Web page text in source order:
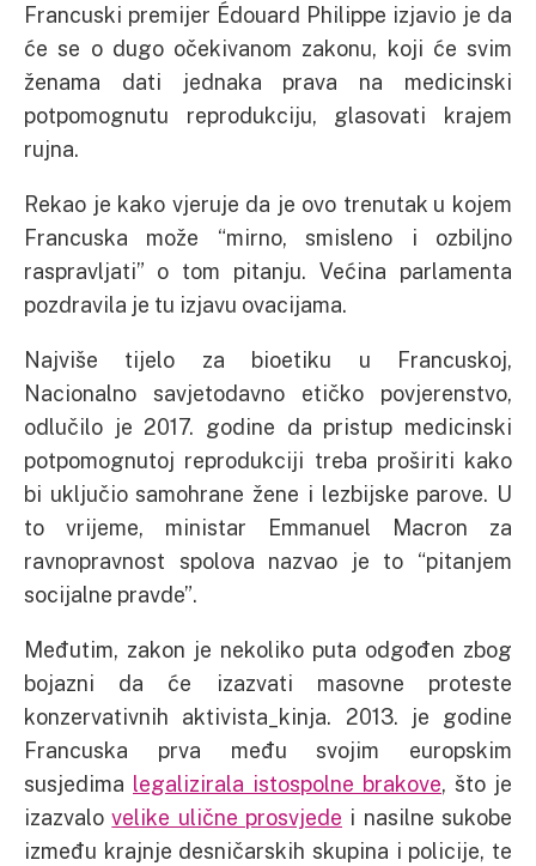
Francuski premijer Édouard Philippe izjavio je da
će se o dugo očekivanom zakonu, koji će svim
ženama dati jednaka prava na medicinski
potpomognutu reprodukciju, glasovati krajem
rujna.
Rekao je kako vjeruje da je ovo trenutak u kojem
Francuska može “mirno, smisleno i ozbiljno
raspravljati” o tom pitanju. Većina parlamenta
pozdravila je tu izjavu ovacijama.
Najviše tijelo za bioetiku u Francuskoj,
Nacionalno savjetodavno etičko povjerenstvo,
odlučilo je 2017. godine da pristup medicinski
potpomognutoj reprodukciji treba proširiti kako
bi uključio samohrane žene i lezbijske parove. U
to vrijeme, ministar Emmanuel Macron za
ravnopravnost spolova nazvao je to “pitanjem
socijalne pravde”.
Međutim, zakon je nekoliko puta odgođen zbog
bojazni da će izazvati masovne proteste
konzervativnih aktivista_kinja. 2013. je godine
Francuska prva među svojim europskim
susjedima legalizirala istospolne brakove, što je
izazvalovelike ulične prosvjede i nasilne sukobe
između krajnje desničarskih skupina i policije, te